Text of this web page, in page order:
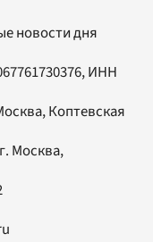
новости дня
ИНН
Коптевская
Москва,